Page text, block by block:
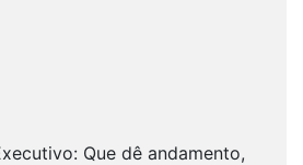
Que dê andamento,